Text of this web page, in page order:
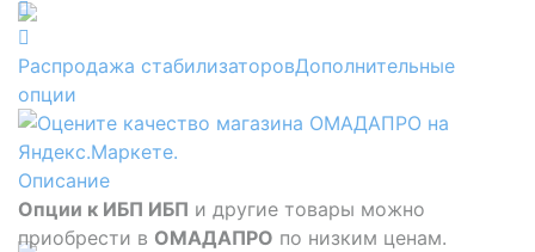
Распродажа стабилизаторовДополнительные
опции
Описание
Опции к ИБП ИБП и другие товары можно
приобрести в ОМАДАПРО по низким ценам.